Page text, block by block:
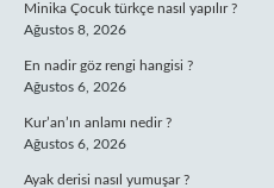
Minika Çocuk türkçe nasıl yapılır ?
Ağustos 8, 2026
En nadir göz rengi hangisi ?
Ağustos 6, 2026
Kur’an’ın anlamı nedir ?
Ağustos 6, 2026
Ayak derisi nasıl yumuşar ?